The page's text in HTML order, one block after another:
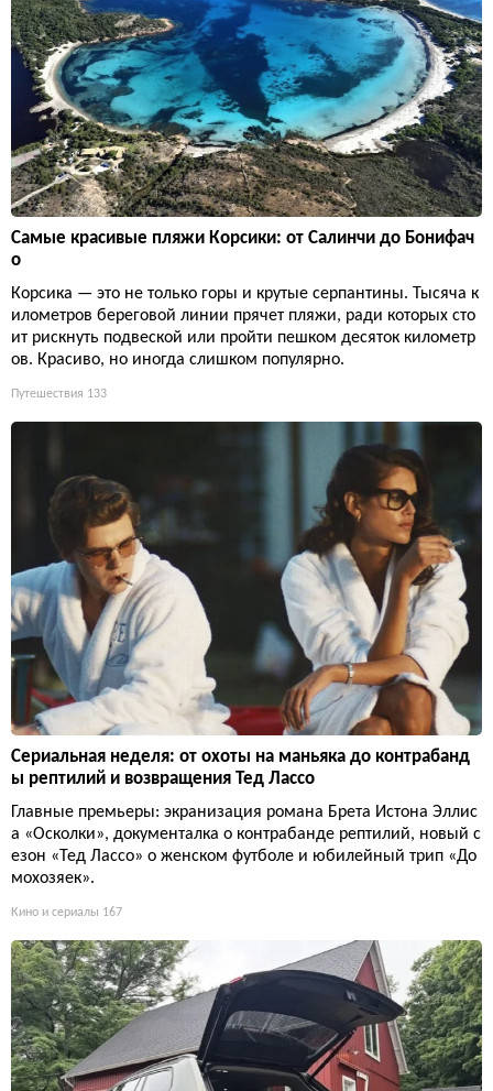
Самые красивые пляжи Корсики: от Салинчи до Бонифач
о
Корсика — это не только горы и крутые серпантины. Тысяча к
илометров береговой линии прячет пляжи, ради которых сто
ит рискнуть подвеской или пройти пешком десяток километр
ов. Красиво, но иногда слишком популярно.
Путешествия 133
Сериальная неделя: от охоты на маньяка до контрабанд
ы рептилий и возвращения Тед Лассо
Главные премьеры: экранизация романа Брета Истона Эллис
а «Осколки», документалка о контрабанде рептилий, новый с
езон «Тед Лассо» о женском футболе и юбилейный трип «До
мохозяек».
Кино и сериалы 167